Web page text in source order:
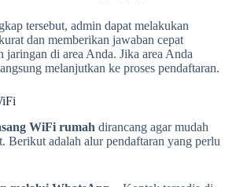
tersebut, admin dapat melakukan
dan memberikan jawaban cepat
jaringan di area Anda. Jika area Anda
melanjutkan ke proses pendaftaran.
WiFi rumah dirancang agar mudah
Berikut adalah alur pendaftaran yang perlu